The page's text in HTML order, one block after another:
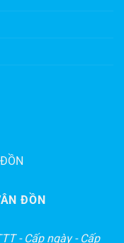
ĐỒN
- Cấp ngày - Cấp